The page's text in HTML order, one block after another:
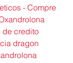
- Compre
de credito
dragon